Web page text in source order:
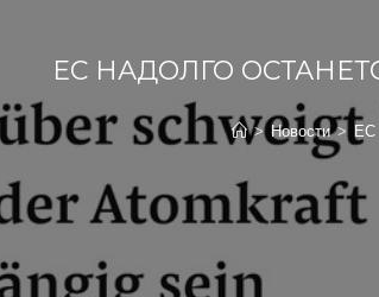
ЕС НАДОЛГО
> Новости > ЕС